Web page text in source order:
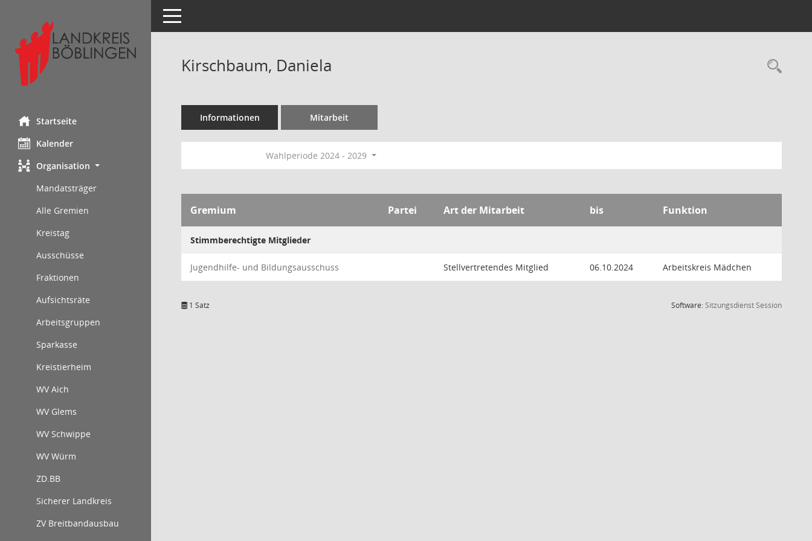
Startseite
Kalender
Organisation
Mandatsträger
Alle Gremien
Kreistag
Ausschüsse
Fraktionen
Aufsichtsräte
Arbeitsgruppen
Sparkasse
Kreistierheim
WV Aich
WV Glems
WV Schwippe
WV Würm
ZD.BB
Sicherer Landkreis
ZV Breitbandausbau
Toggle navigation
Kirschbaum, Daniela
Informationen Mitarbeit
Wahlperiode 2024 - 2029
Gremium Partei Art der Mitarbeit bis Funktion
Stimmberechtigte Mitglieder
Jugendhilfe- und Bildungsausschuss Stellvertretendes Mitglied 06.10.2024 Arbeitskreis Mädchen
1 Satz Software:SitzungsdienstSession(Wird in